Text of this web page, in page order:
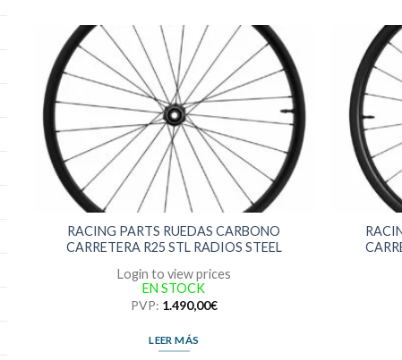
RACING PARTS RUEDAS CARBONO
CARRETERA R25 STL RADIOS STEEL
Login to view prices
EN STOCK
PVP: 1.490,00€
LEER MÁS